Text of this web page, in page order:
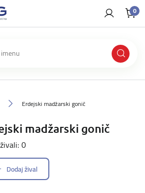
0
Erdejski madžarski gonič
madžarski gonič
0
Dodaj žival